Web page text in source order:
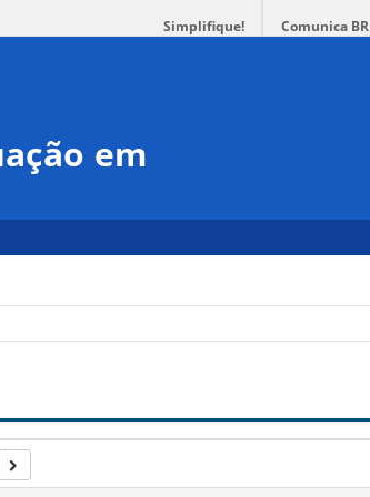
Simplifique! Comunica BR
em